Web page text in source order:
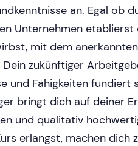
an. Egal ob
Unternehmen
mit dem
zukünftiger
und Fähigkeiten fundiert
bringt dich auf deiner
und qualitativ
erlangst, machen dich